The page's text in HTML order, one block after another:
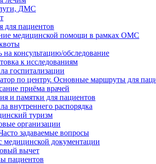
ДМС
для пациентов
медицинской помощи в рамках ОМС
на консультацию/обследование
к исследованиям
госпитализации
по центру. Основные маршруты для
приёма врачей
и памятки для пациентов
внутреннего распорядка
туризм
организации
задаваемые вопросы
медицинской документации
вычет
пациентов